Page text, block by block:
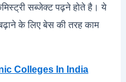
सब्जेक्ट पढ़ने होते है। ये
के लिए बेस की तरह काम
Colleges In India